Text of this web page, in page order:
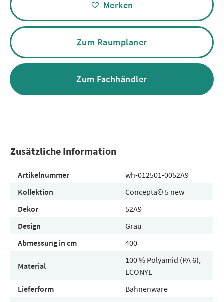
Merken
Zum Raumplaner
Zum Fachhändler
Zusätzliche Information
Artikelnummer
wh-012501-0052A9
Kollektion
Concepta© 5 new
Dekor
52A9
Design
Grau
Abmessung in cm
400
Material
100 % Polyamid (PA 6),
ECONYL
Lieferform
Bahnenware